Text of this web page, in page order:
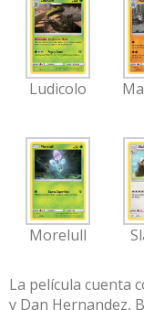
Ludicolo
Morelull
La película cuenta
y Dan Hernandez,